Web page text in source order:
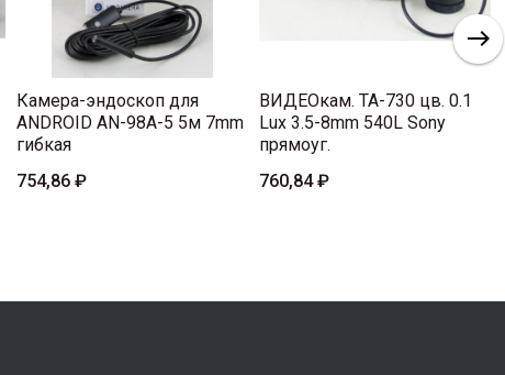
Камера-эндоскоп для
ANDROID AN-98A-5 5м 7mm
гибкая
754,86 ₽
ВИДЕОкам. TA-730 цв. 0.1
Lux 3.5-8mm 540L Sony
прямоуг.
760,84 ₽